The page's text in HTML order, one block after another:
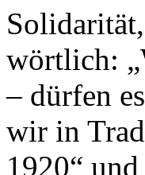
wörtlich:
– dürfen
wir in
1920“